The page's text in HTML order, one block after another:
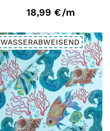
18,99 €/m
WASSERABWEISEND